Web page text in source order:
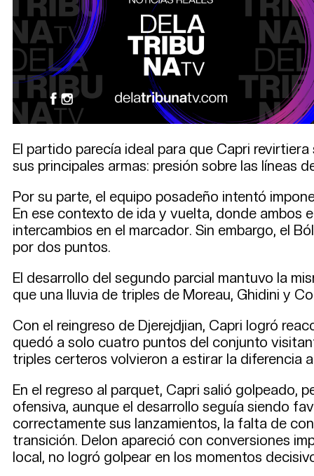
El partido parecía ideal para que Capri
sus principales armas: presión sobre las líneas
Por su parte, el equipo posadeño intentó
En ese contexto de ida y vuelta, donde ambos
intercambios en el marcador. Sin embargo, el
por dos puntos.
El desarrollo del segundo parcial mantuvo la
que una lluvia de triples de Moreau, Ghidini y
Con el reingreso de Djerejdjian, Capri logró
quedó a solo cuatro puntos del conjunto
triples certeros volvieron a estirar la diferencia
En el regreso al parquet, Capri salió golpeado,
ofensiva, aunque el desarrollo seguía siendo
correctamente sus lanzamientos, la falta de
transición. Delon apareció con conversiones
local, no logró golpear en los momentos